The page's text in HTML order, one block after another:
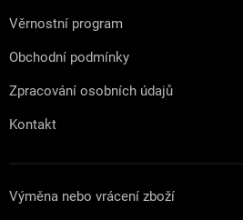
Věrnostní program
Obchodní podmínky
Zpracování osobních údajů
Kontakt
Výměna nebo vrácení zboží